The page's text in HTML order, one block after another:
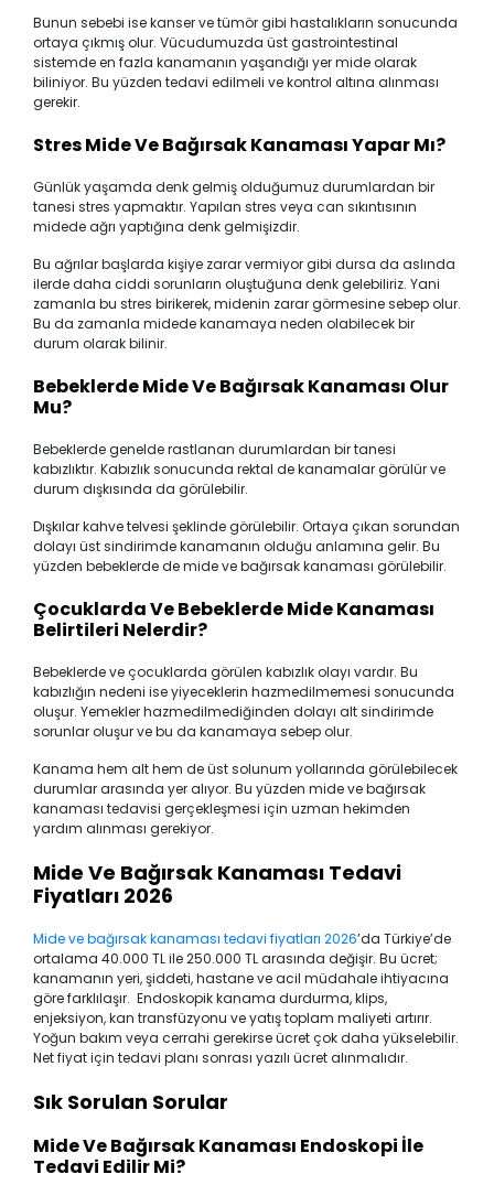
Bunun sebebi ise kanser ve tümör gibi hastalıkların sonucunda
ortaya çıkmış olur. Vücudumuzda üst gastrointestinal
sistemde en fazla kanamanın yaşandığı yer mide olarak
biliniyor. Bu yüzden tedavi edilmeli ve kontrol altına alınması
gerekir.
Stres Mide Ve Bağırsak Kanaması Yapar Mı?
Günlük yaşamda denk gelmiş olduğumuz durumlardan bir
tanesi stres yapmaktır. Yapılan stres veya can sıkıntısının
midede ağrı yaptığına denk gelmişizdir.
Bu ağrılar başlarda kişiye zarar vermiyor gibi dursa da aslında
ilerde daha ciddi sorunların oluştuğuna denk gelebiliriz. Yani
zamanla bu stres birikerek, midenin zarar görmesine sebep olur.
Bu da zamanla midede kanamaya neden olabilecek bir
durum olarak bilinir.
Bebeklerde Mide Ve Bağırsak Kanaması Olur
Mu?
Bebeklerde genelde rastlanan durumlardan bir tanesi
kabızlıktır. Kabızlık sonucunda rektal de kanamalar görülür ve
durum dışkısında da görülebilir.
Dışkılar kahve telvesi şeklinde görülebilir. Ortaya çıkan sorundan
dolayı üst sindirimde kanamanın olduğu anlamına gelir. Bu
yüzden bebeklerde de mide ve bağırsak kanaması görülebilir.
Çocuklarda Ve Bebeklerde Mide Kanaması
Belirtileri Nelerdir?
Bebeklerde ve çocuklarda görülen kabızlık olayı vardır. Bu
kabızlığın nedeni ise yiyeceklerin hazmedilmemesi sonucunda
oluşur. Yemekler hazmedilmediğinden dolayı alt sindirimde
sorunlar oluşur ve bu da kanamaya sebep olur.
Kanama hem alt hem de üst solunum yollarında görülebilecek
durumlar arasında yer alıyor. Bu yüzden mide ve bağırsak
kanaması tedavisi gerçekleşmesi için uzman hekimden
yardım alınması gerekiyor.
Mide Ve Bağırsak Kanaması Tedavi
Fiyatları 2026
Mide ve bağırsak kanaması tedavi fiyatları 2026’da Türkiye’de
ortalama 40.000 TL ile 250.000 TL arasında değişir. Bu ücret;
kanamanın yeri, şiddeti, hastane ve acil müdahale ihtiyacına
göre farklılaşır. Endoskopik kanama durdurma, klips,
enjeksiyon, kan transfüzyonu ve yatış toplam maliyeti artırır.
Yoğun bakım veya cerrahi gerekirse ücret çok daha yükselebilir.
Net fiyat için tedavi planı sonrası yazılı ücret alınmalıdır.
Sık Sorulan Sorular
Mide Ve Bağırsak Kanaması Endoskopi İle
Tedavi Edilir Mi?